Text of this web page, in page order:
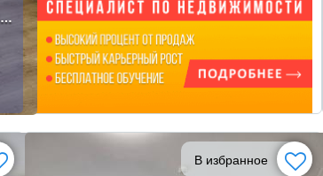
Продажа апартамента в Святом Власе в 400 метрах от пляжа
В избранное